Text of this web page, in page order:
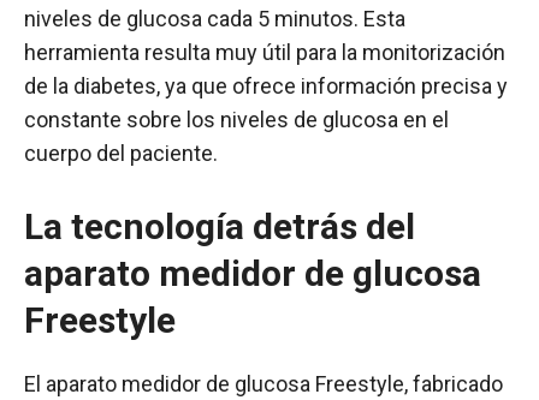
niveles de glucosa cada 5 minutos. Esta
herramienta resulta muy útil para la monitorización
de la diabetes, ya que ofrece información precisa y
constante sobre los niveles de glucosa en el
cuerpo del paciente.
La tecnología detrás del
aparato medidor de glucosa
Freestyle
El aparato medidor de glucosa Freestyle, fabricado